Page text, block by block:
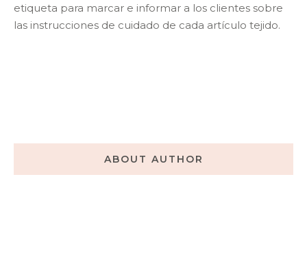
etiqueta para marcar e informar a los clientes sobre
las instrucciones de cuidado de cada artículo tejido.
ABOUT AUTHOR